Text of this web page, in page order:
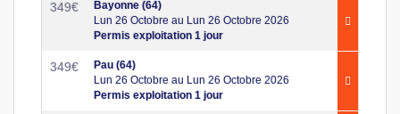
349€
Bayonne (64)
Lun 26 Octobre au Lun 26 Octobre 2026
Permis exploitation 1 jour
349€
Pau (64)
Lun 26 Octobre au Lun 26 Octobre 2026
Permis exploitation 1 jour